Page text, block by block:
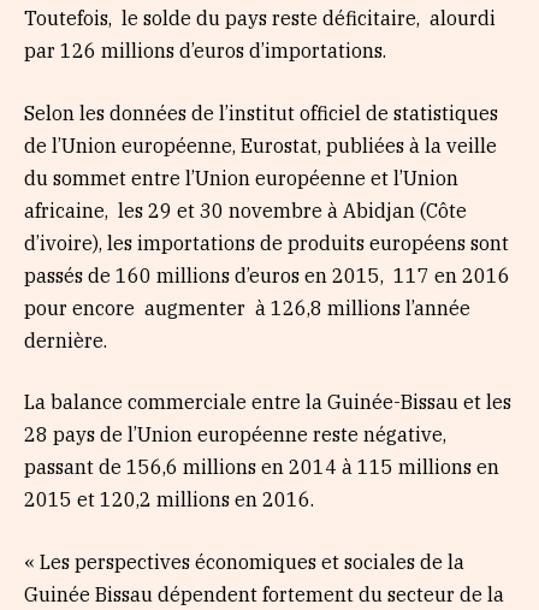
Toutefois, le solde du pays reste déficitaire, alourdi
par 126 millions d’euros d’importations.
Selon les données de l’institut officiel de statistiques
de l’Union européenne, Eurostat, publiées à la veille
du sommet entre l’Union européenne et l’Union
africaine, les 29 et 30 novembre à Abidjan (Côte
d’ivoire), les importations de produits européens sont
passés de 160 millions d’euros en 2015, 117 en 2016
pour encore augmenter à 126,8 millions l’année
dernière.
La balance commerciale entre la Guinée-Bissau et les
28 pays de l’Union européenne reste négative,
passant de 156,6 millions en 2014 à 115 millions en
2015 et 120,2 millions en 2016.
« Les perspectives économiques et sociales de la
Guinée Bissau dépendent fortement du secteur de la